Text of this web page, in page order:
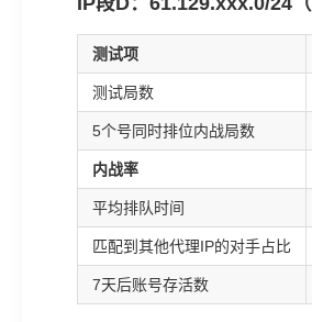
测试项
测试局数
5个号同时排位内战局数
内战率
平均排队时间
匹配到其他代理IP的对手占比
7天后账号存活数